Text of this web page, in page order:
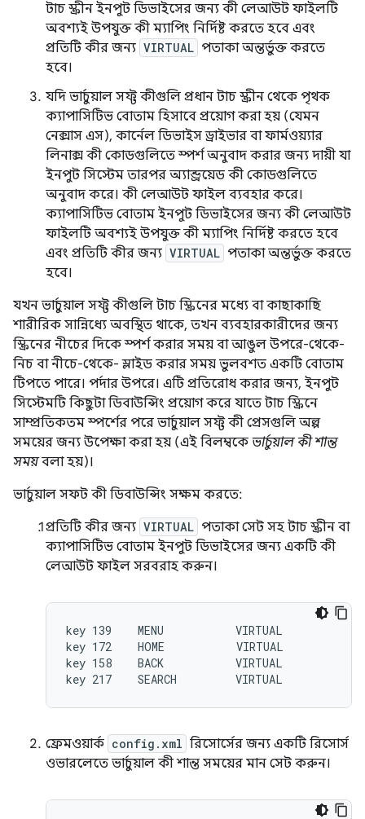
টাচ স্ক্রীন ইনপুট ডিভাইসের জন্য কী লেআউট ফাইলটি
অবশ্যই উপযুক্ত কী ম্যাপিং নির্দিষ্ট করতে হবে এবং
প্রতিটি কীর জন্য VIRTUAL পতাকা অন্তর্ভুক্ত করতে
হবে।
যদি ভার্চুয়াল সফ্ট কীগুলি প্রধান টাচ স্ক্রীন থেকে পৃথক
ক্যাপাসিটিভ বোতাম হিসাবে প্রয়োগ করা হয় (যেমন
নেক্সাস এস), কার্নেল ডিভাইস ড্রাইভার বা ফার্মওয়্যার
লিনাক্স কী কোডগুলিতে স্পর্শ অনুবাদ করার জন্য দায়ী যা
ইনপুট সিস্টেম তারপর অ্যান্ড্রয়েড কী কোডগুলিতে
অনুবাদ করে। কী লেআউট ফাইল ব্যবহার করে।
ক্যাপাসিটিভ বোতাম ইনপুট ডিভাইসের জন্য কী লেআউট
ফাইলটি অবশ্যই উপযুক্ত কী ম্যাপিং নির্দিষ্ট করতে হবে
এবং প্রতিটি কীর জন্য VIRTUAL পতাকা অন্তর্ভুক্ত করতে
হবে।
যখন ভার্চুয়াল সফ্ট কীগুলি টাচ স্ক্রিনের মধ্যে বা কাছাকাছি
শারীরিক সান্নিধ্যে অবস্থিত থাকে, তখন ব্যবহারকারীদের জন্য
স্ক্রিনের নীচের দিকে স্পর্শ করার সময় বা আঙুল উপরে-থেকে-
নিচ বা নীচে-থেকে- স্লাইড করার সময় ভুলবশত একটি বোতাম
টিপতে পারে। পর্দার উপরে। এটি প্রতিরোধ করার জন্য, ইনপুট
সিস্টেমটি কিছুটা ডিবাউন্সিং প্রয়োগ করে যাতে টাচ স্ক্রিনে
সাম্প্রতিকতম স্পর্শের পরে ভার্চুয়াল সফ্ট কী প্রেসগুলি অল্প
সময়ের জন্য উপেক্ষা করা হয় (এই বিলম্বকে ভার্চুয়াল কী শান্ত
সময়বলা হয়)।
ভার্চুয়াল সফট কী ডিবাউন্সিং সক্ষম করতে:
প্রতিটি কীর জন্য VIRTUAL পতাকা সেট সহ টাচ স্ক্রীন বা
ক্যাপাসিটিভ বোতাম ইনপুট ডিভাইসের জন্য একটি কী
লেআউট ফাইল সরবরাহ করুন।
key 139    MENU           VIRTUAL
key 172    HOME           VIRTUAL
key 158    BACK           VIRTUAL
ফ্রেমওয়ার্ক config.xml রিসোর্সের জন্য একটি রিসোর্স
ওভারলেতে ভার্চুয়াল কী শান্ত সময়ের মান সেট করুন।